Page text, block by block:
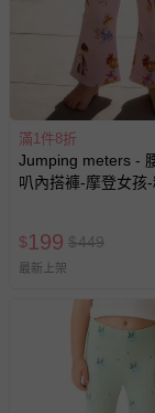
亦保留出貨與
費用，可能會
商品實際的配
已出貨通知之
如您收到商品
情形，您可申
若您對於會員
問，你可詳見：
預購商品：預
商品如因「價
會主動以簡訊
滿1件8折
Jumping meters -
叭內搭褲-摩登女孩
$199 $449
最新上架